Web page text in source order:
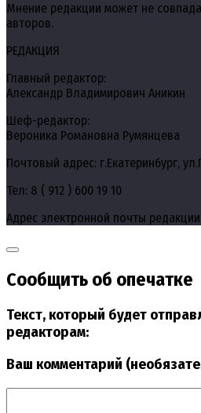
Мнение редакции может не
авторов.
РЕДАКЦИЯ
Главный редактор:
Александр Владимирович Аникин
Шеф-редактор:
Вероника Романовна Румянцева
Почтовый адрес: г.Екатеринбург,
Тел: 8 ( 912 ) 600 19 10
Адрес электронной почты редакции:
Сообщить об опечатке
Текст, который будет
редакторам:
Ваш комментарий